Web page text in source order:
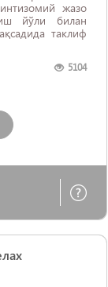
жазо
йўли билан
таклиф
5104